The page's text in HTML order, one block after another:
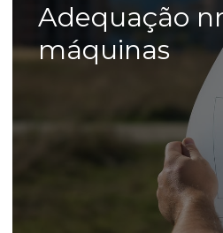
Adequação
máquinas